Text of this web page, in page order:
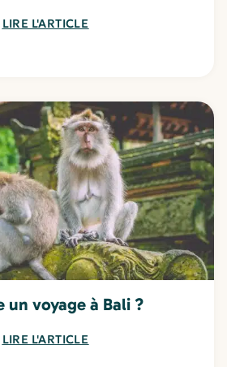
LIRE L'ARTICLE
un voyage à Bali ?
LIRE L'ARTICLE